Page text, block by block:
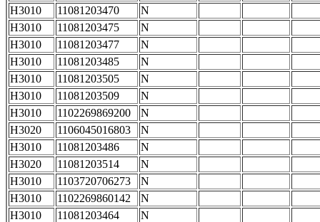
H3010
11081203470
N
H3010
11081203475
N
H3010
11081203477
N
H3010
11081203485
N
H3010
11081203505
N
H3010
11081203509
N
H3010
1102269869200
N
H3020
1106045016803
N
H3010
11081203486
N
H3020
11081203514
N
H3010
1103720706273
N
H3010
1102269860142
N
H3010
11081203464
N